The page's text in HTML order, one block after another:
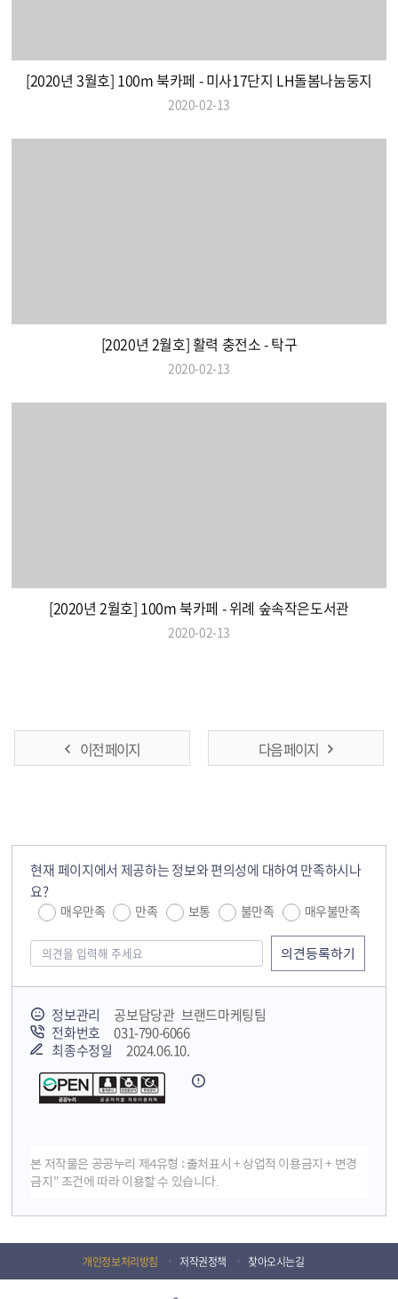
[2020년 3월호] 100m 북카페 - 미사17단지 LH돌봄나눔둥지
2020-02-13
[2020년 2월호] 활력 충전소 - 탁구
2020-02-13
[2020년 2월호] 100m 북카페 - 위례 숲속작은도서관
2020-02-13
이전 페이지 다음 페이지
현재 페이지에서 제공하는 정보와 편의성에 대하여 만족하시나
요?
매우만족 만족 보통 불만족 매우불만족
정보관리
공보담당관 브랜드마케팅팀
전화번호
031-790-6066
최종수정일
2024.06.10.
본 저작물은 공공누리 제4유형 : 출처표시 + 상업적 이용금지 + 변경
금지" 조건에 따라 이용할 수 있습니다.
개인정보처리방침 저작권정책 찾아오시는길